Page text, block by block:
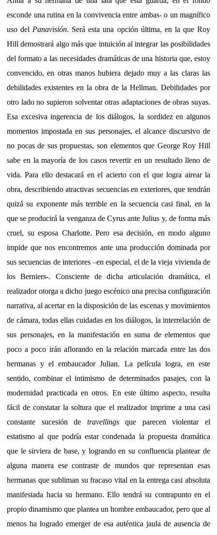
esconde una rutina en la convivencia entre ambas- o un magnífico
uso del Panavisión. Será esta una opción última, en la que Roy
Hill demostrará algo más que intuición al integrar las posibilidades
del formato a las necesidades dramáticas de una historia que, estoy
convencido, en otras manos hubiera dejado muy a las claras las
debilidades existentes en la obra de la Hellman. Debilidades por
otro lado no supieron solventar otras adaptaciones de obras suyas.
Esa excesiva ingerencia de los diálogos, la sordidez en algunos
momentos impostada en sus personajes, el alcance discursivo de
no pocas de sus propuestas, son elementos que George Roy Hill
sabe en la mayoría de los casos revertir en un resultado lleno de
vida. Para ello destacará en el acierto con el que logra airear la
obra, describiendo atractivas secuencias en exteriores, que tendrán
quizá su exponente más terrible en la secuencia casi final, en la
que se producirá la venganza de Cyrus ante Julius y, de forma más
cruel, su esposa Charlotte. Pero esa decisión, en modo alguno
impide que nos encontremos ante una producción dominada por
sus secuencias de interiores –en especial, el de la vieja vivienda de
los Berniers-. Consciente de dicha articulación dramática, el
realizador otorga a dicho juego escénico una precisa configuración
narrativa, al acertar en la disposición de las escenas y movimientos
de cámara, todas ellas cuidadas en los diálogos, la interrelación de
sus personajes, en la manifestación en suma de elementos que
poco a poco irán aflorando en la relación marcada entre las dos
hermanas y el embaucador Julian. La película logra, en este
sentido, combinar el intimismo de determinados pasajes, con la
modernidad practicada en otros. En este último aspecto, resulta
fácil de constatar la soltura que el realizador imprime a una casi
constante sucesión de travellingsque parecen violentar el
estatismo al que podría estar condenada la propuesta dramática
que le sirviera de base, y logrando en su confluencia plantear de
alguna manera ese contraste de mundos que representan esas
hermanas que subliman su fracaso vital en la entrega casi absoluta
manifestada hacia su hermano. Ello tendrá su contrapunto en el
propio dinamismo que plantea un hombre embaucador, pero que al
menos ha logrado emerger de esa auténtica jaula de ausencia de